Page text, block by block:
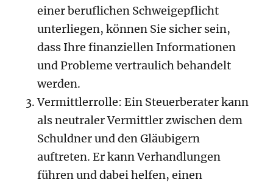
einer beruflichen Schweigepflicht
unterliegen, können Sie sicher sein,
dass Ihre finanziellen Informationen
und Probleme vertraulich behandelt
werden.
Vermittlerrolle: Ein Steuerberater kann
als neutraler Vermittler zwischen dem
Schuldner und den Gläubigern
auftreten. Er kann Verhandlungen
führen und dabei helfen, einen